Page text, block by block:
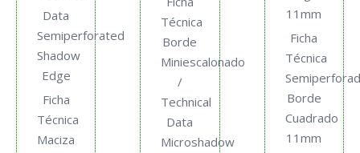
Data
Semiperforated
Shadow
Edge
Ficha
Técnica
Maciza
Técnica
Borde
Miniescalonado
/
Technical
Data
Microshadow
11mm
Ficha
Técnica
Borde
Cuadrado
11mm